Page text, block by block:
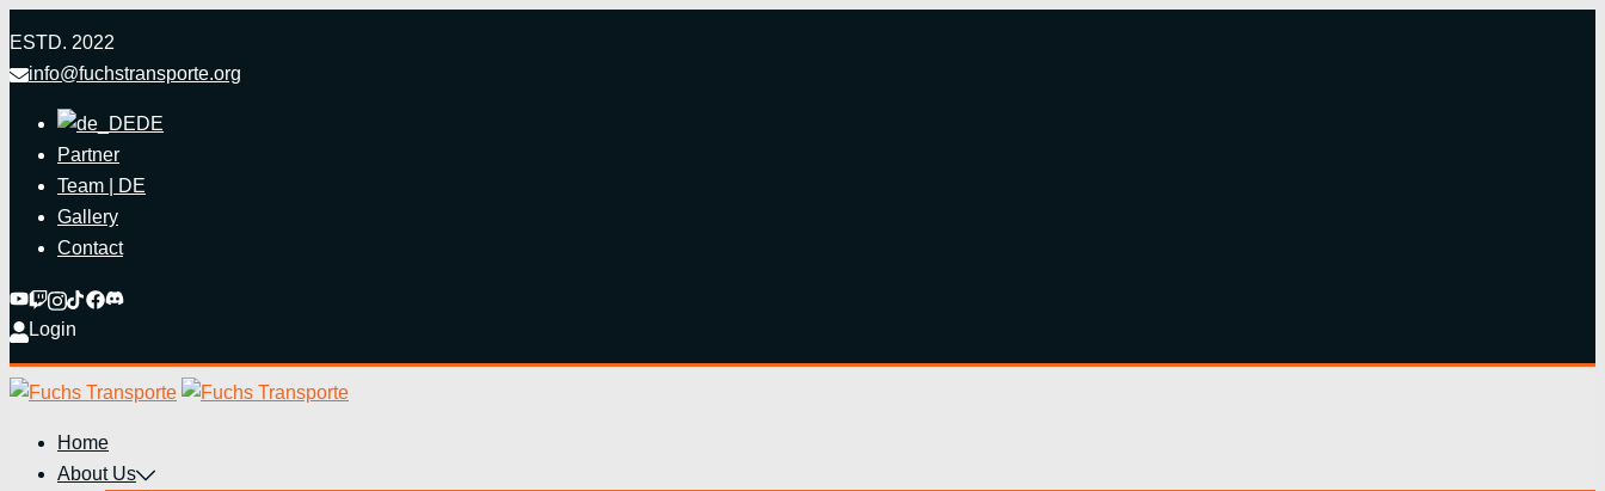
Inhalt
springen
ESTD. 2022
info@fuchstransporte.org
DE
Partner
Team | DE
Gallery
Contact
Login
Home
About Us